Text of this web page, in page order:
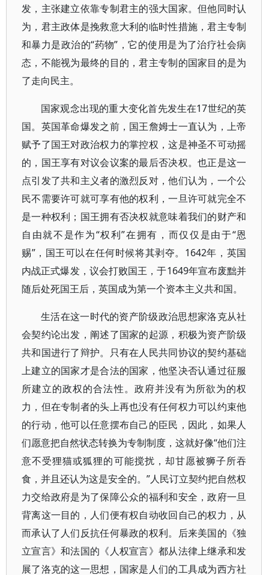
发，主张建立依靠专制君主的强大国家。但他同时认
为，君主政体是挽救意大利的临时性措施，君主专制
和暴力是政治的“药物”，它的使用是为了治疗社会病
态，不能视为最终的目的，君主专制的国家目的是为
了走向民主。
国家观念出现的重大变化首先发生在17世纪的英
国。英国革命爆发之前，国王詹姆士一直认为，上帝
赋予了国王对政治权力的掌控权，这是神圣不可动摇
的，国王享有对议会议案的最后否决权。也正是这一
点引发了共和主义者的激烈反对，他们认为，一个公
民不需要许可就可享有他的权利，一旦许可就完全不
是一种权利；国王拥有否决权就意味着我们的财产和
自由就不是作为“权利”在拥有，而仅仅是由于“恩
赐”，国王可以在任何时候将其剥夺。1642年，英国
内战正式爆发，议会打败国王，于1649年宣布废黜并
随后处死国王后，英国成为第一个资本主义共和国。
生活在这一时代的资产阶级政治思想家洛克从社
会契约论出发，阐述了国家的起源，积极为资产阶级
共和国进行了辩护。只有在人民共同协议的契约基础
上建立的国家才是合法的国家，他坚决否认通过征服
所建立的政权的合法性。政府并没有为所欲为的权
力，但在专制者的头上再也没有任何权力可以约束他
的行动，他可以任意摆布自己的臣民，因此，如果人
们愿意把自然状态转换为专制制度，这就好像“他们注
意不受狸猫或狐狸的可能搅扰，却甘愿被狮子所吞
食，并且还认为这是安全的。”人民订立契约把自然权
力交给政府是为了保障公众的福利和安全，政府一旦
背离这一目的，人们便有权自动收回自己的权力，从
而承认了人们反抗任何暴政的权利。后来美国的《独
立宣言》和法国的《人权宣言》都从法律上继承和发
展了洛克的这一思想，国家是人们的工具成为西方社